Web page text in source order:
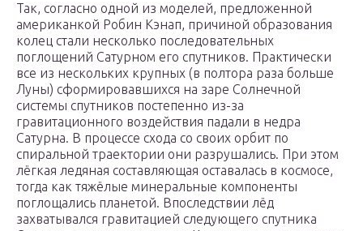
Так, согласно одной из моделей, предложенной
американкой Робин Кэнап, причиной образования
колец стали несколько последовательных
поглощений Сатурном его спутников. Практически
все из нескольких крупных (в полтора раза больше
Луны) сформировавшихся на заре Солнечной
системы спутников постепенно из-за
гравитационного воздействия падали в недра
Сатурна. В процессе схода со своих орбит по
спиральной траектории они разрушались. При этом
лёгкая ледяная составляющая оставалась в космосе,
тогда как тяжёлые минеральные компоненты
поглощались планетой. Впоследствии лёд
захватывался гравитацией следующего спутника